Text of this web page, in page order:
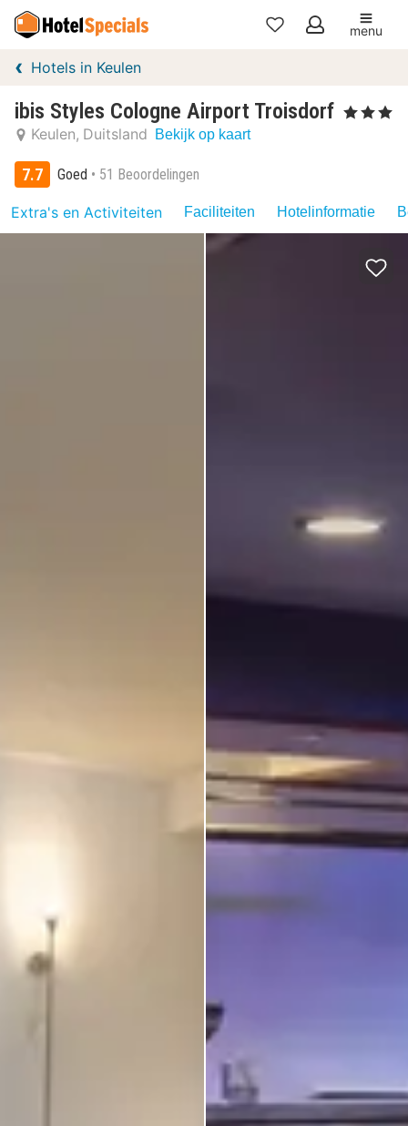
Mijn
menu
Hotels in Keulen
ibis Styles Cologne Airport Troisdorf , 3 Sterren
Keulen Duitsland Bekijk op kaart
7.7 Goed 51 Beoordelingen
Extra's en Activiteiten Faciliteiten Hotelinformatie